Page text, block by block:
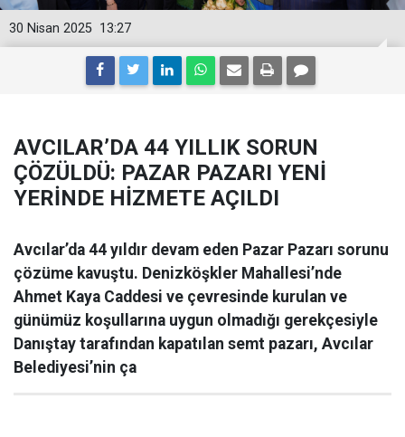
13:27
30 Nisan 2025
AVCILAR’DA 44 YILLIK SORUN
ÇÖZÜLDÜ: PAZAR PAZARI YENİ
YERİNDE HİZMETE AÇILDI
Avcılar’da 44 yıldır devam eden Pazar Pazarı sorunu
çözüme kavuştu. Denizköşkler Mahallesi’nde
Ahmet Kaya Caddesi ve çevresinde kurulan ve
günümüz koşullarına uygun olmadığı gerekçesiyle
Danıştay tarafından kapatılan semt pazarı, Avcılar
Belediyesi’nin ça